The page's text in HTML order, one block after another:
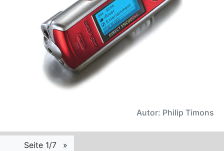
Autor: Philip Timons
Seite 1/7 »